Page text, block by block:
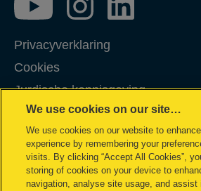
Privacyverklaring
Cookies
Jurdische kennisgeving
Imprint
Klantenservice
Garantievoorwaarden
Mijn gegevens beheren
We use cookies on our site…
We use cookies on our website to
experience by remembering your
visits. By clicking “Accept All Cookies”,
storing of cookies on your device to
navigation, analyse site usage, and assist